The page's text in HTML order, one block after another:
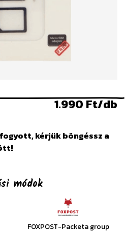
1.990 Ft/db
kérjük böngéssz a
módok
FOXPOST-Packeta group